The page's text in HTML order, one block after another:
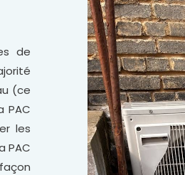
de
(ce
PAC
les
PAC